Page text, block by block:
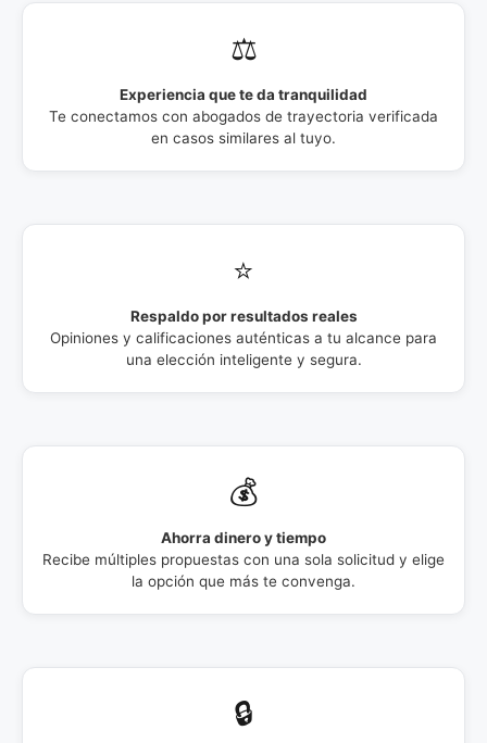
⚖️
Experiencia que te da tranquilidad
Te conectamos con abogados de trayectoria verificada
en casos similares al tuyo.
⭐
Respaldo por resultados reales
Opiniones y calificaciones auténticas a tu alcance para
una elección inteligente y segura.
💰
Ahorra dinero y tiempo
Recibe múltiples propuestas con una sola solicitud y elige
la opción que más te convenga.
🔒